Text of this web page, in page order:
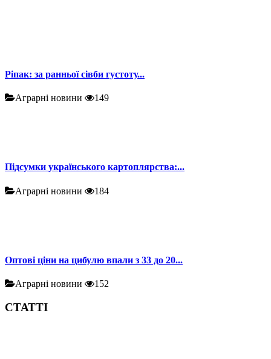
Ріпак: за ранньої сівби густоту...
Аграрні новини 149
Підсумки українського картоплярства:...
Аграрні новини 184
Оптові ціни на цибулю впали з 33 до 20...
Аграрні новини 152
СТАТТІ